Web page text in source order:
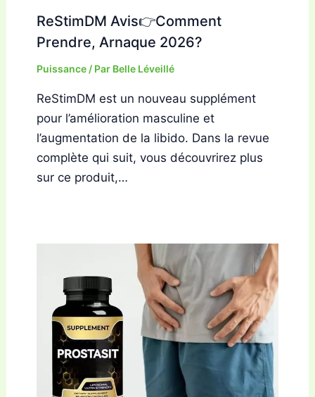
ReStimDM Avis👉Comment
Prendre, Arnaque 2026?
Puissance/ Par Belle Léveillé
ReStimDM est un nouveau supplément
pour l’amélioration masculine et
l’augmentation de la libido. Dans la revue
complète qui suit, vous découvrirez plus
sur ce produit,…